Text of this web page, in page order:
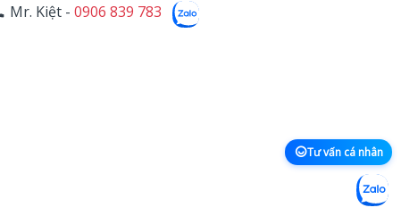
Mr. Kiệt - 0906 839 783
Tư vấn cá nhân